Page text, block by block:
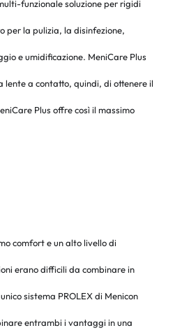
funzionale soluzione per rigidi
per la pulizia, la disinfezione,
e umidificazione. MeniCare Plus
lente a contatto, quindi, di ottenere il
Plus offre così il massimo
comfort e un alto livello di
erano difficili da combinare in
sistema PROLEX di Menicon
entrambi i vantaggi in una